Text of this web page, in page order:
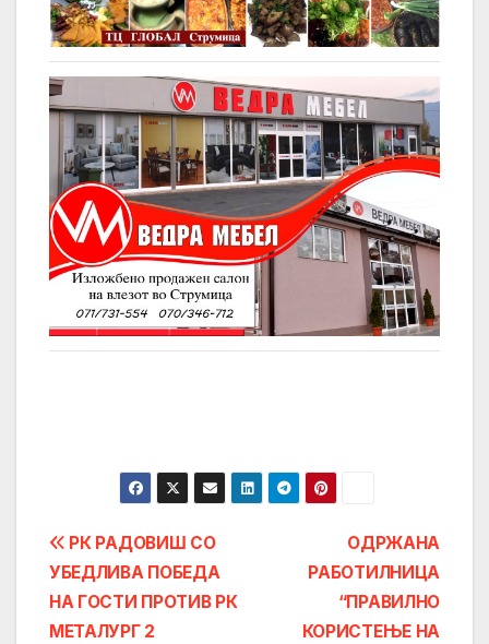
Post
navigation
ОДРЖАНА
РАБОТИЛНИЦА
“ПРАВИЛНО
КОРИСТЕЊЕ НА
РК РАДОВИШ СО
УБЕДЛИВА ПОБЕДА
НА ГОСТИ ПРОТИВ РК
МЕТАЛУРГ 2